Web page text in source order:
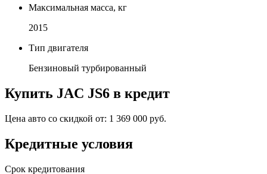
Максимальная масса, кг
2015
Тип двигателя
Бензиновый турбированный
Купить JAC JS6 в кредит
Цена авто со скидкой от: 1 369 000 руб.
Кредитные условия
Срок кредитования